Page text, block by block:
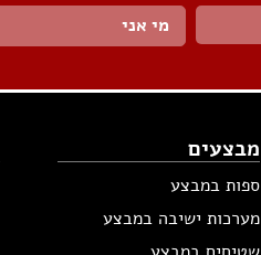
מי אני
מבצעים
ספות במבצע
מערכות ישיבה במבצע